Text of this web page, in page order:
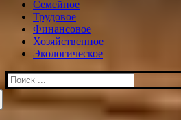
Семейное
Трудовое
Финансовое
Хозяйственное
Экологическое
Искать: